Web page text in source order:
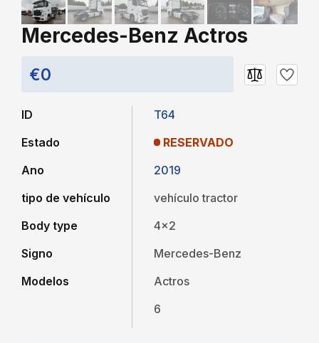
Mercedes-Benz Actros
€0
ID
Estado
Ano
tipo de vehículo
Body type
Signo
Modelos
T64
RESERVADO
2019
vehículo tractor
4x2
Mercedes-Benz
Actros
6